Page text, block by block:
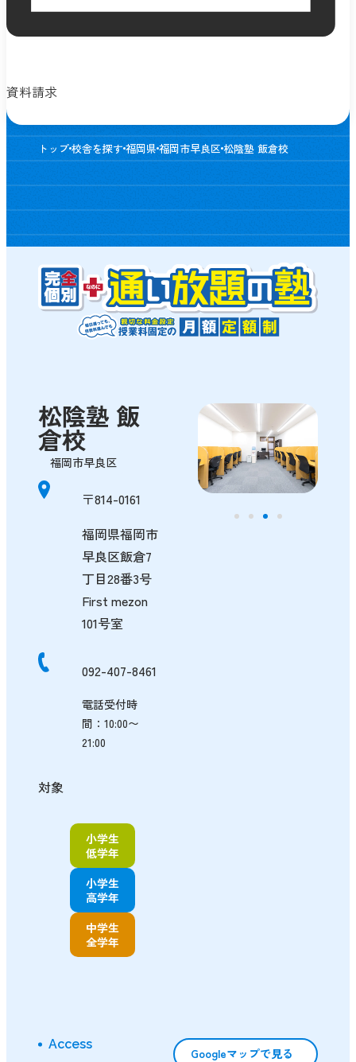
資料請求
松陰塾の教育理念
選ばれる理由
完全個別なのに通い放題の塾
学年別学習ポイント
資料請
092-407-8461
トップ校舎を探す 福岡県 福岡市早良区 松陰塾 飯倉校
松陰塾 飯
倉校
福岡市早良区
〒814-0161
福岡県福岡市
早良区飯倉7
丁目28番3号
First mezon
101号室
092-407-8461
電話受付時
間：10:00〜
21:00
対象
小学生
低学年
小学生
高学年
中学生
全学年
Access
Googleマップで見る